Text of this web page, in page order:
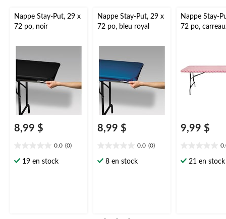
Nappe Stay-Put, 29 x
72 po, noir
8,99 $
0.0 (0)
étoile(s)
19 en stock
Nappe Stay-Put, 29 x
72 po, bleu royal
8,99 $
0.0 (0)
étoile(s)
8 en stock
Nappe Stay-
72 po,
9,99 $
étoile(s)
21 en stock